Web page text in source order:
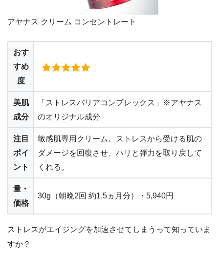
アヤナス クリーム コンセントレート
おす
すめ
度
美肌
成分
「ストレスバリアコンプレックス」※アヤナス
のオリジナル成分
注目
ポイ
ント
敏感肌専用クリーム。ストレスから受ける肌の
ダメージを回復させ、ハリと弾力を取り戻して
くれる。
量・
価格
30g（朝晩2回 約1.5ヵ月分）・5,940円
ストレスがエイジングを加速させてしまうって知っていま
すか？